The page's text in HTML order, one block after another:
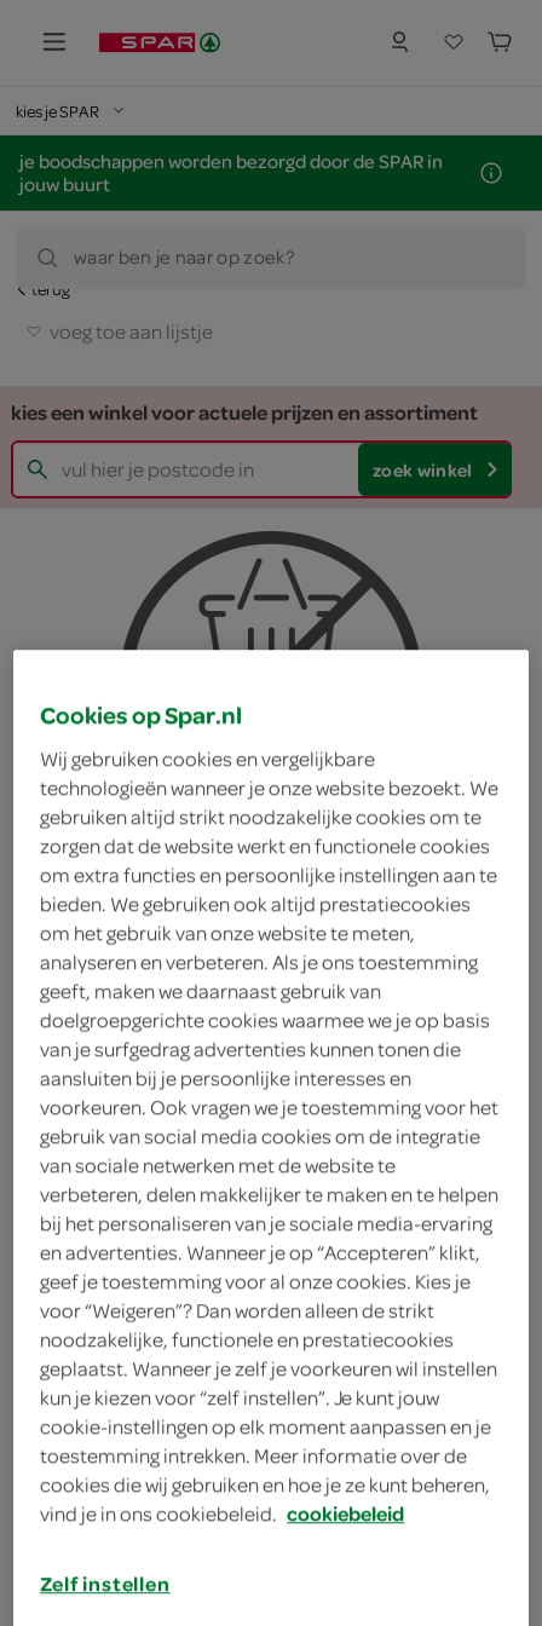
kies je SPAR
je boodschappen worden bezorgd door de SPAR in
jouw buurt
waar ben je naar op zoek?
terug
voeg toe aan lijstje
kies een winkel voor actuele prijzen en assortiment
zoek winkel
g'woon fruitreep appel
g'woon
8 Stuks
Let op: aanbiedingen zijn niet zichtbaar bij de
producten, maar worden wél automatisch
verwerkt in de winkelmand.
omschrijving
Cookies op Spar.nl
Wij gebruiken cookies en vergelijkbare
technologieën wanneer je onze website bezoekt. We
gebruiken altijd strikt noodzakelijke cookies om te
zorgen dat de website werkt en functionele cookies
om extra functies en persoonlijke instellingen aan te
bieden. We gebruiken ook altijd prestatiecookies
om het gebruik van onze website te meten,
analyseren en verbeteren. Als je ons toestemming
geeft, maken we daarnaast gebruik van
doelgroepgerichte cookies waarmee we je op basis
van je surfgedrag advertenties kunnen tonen die
aansluiten bij je persoonlijke interesses en
voorkeuren. Ook vragen we je toestemming voor het
gebruik van social media cookies om de integratie
van sociale netwerken met de website te
verbeteren, delen makkelijker te maken en te helpen
bij het personaliseren van je sociale media-ervaring
en advertenties. Wanneer je op “Accepteren” klikt,
geef je toestemming voor al onze cookies. Kies je
voor “Weigeren”? Dan worden alleen de strikt
noodzakelijke, functionele en prestatiecookies
geplaatst. Wanneer je zelf je voorkeuren wil instellen
kun je kiezen voor “zelf instellen”. Je kunt jouw
cookie-instellingen op elk moment aanpassen en je
toestemming intrekken. Meer informatie over de
cookies die wij gebruiken en hoe je ze kunt beheren,
vind je in ons cookiebeleid. cookiebeleid
Zelf instellen